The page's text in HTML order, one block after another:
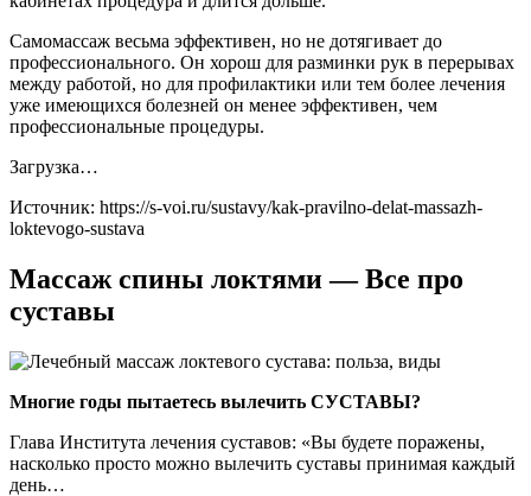
Самомассаж весьма эффективен, но не дотягивает до
профессионального. Он хорош для разминки рук в перерывах
между работой, но для профилактики или тем более лечения
уже имеющихся болезней он менее эффективен, чем
профессиональные процедуры.
Загрузка…
Источник: https://s-voi.ru/sustavy/kak-pravilno-delat-massazh-
loktevogo-sustava
Массаж спины локтями — Все про
суставы
Многие годы пытаетесь вылечить СУСТАВЫ?
Глава Института лечения суставов: «Вы будете поражены,
насколько просто можно вылечить суставы принимая каждый
день…